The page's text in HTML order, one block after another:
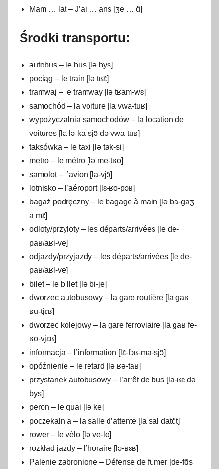
Mam … lat – J’ai … ans [ʒe … ɑ̃]
Środki transportu:
autobus – le bus [lə bys]
pociąg – le train [lə tʁɛ̃]
tramwaj – le tramway [lə tʁam-wɛ]
samochód – la voiture [la vwa-tuʁ]
wypożyczalnia samochodów – la location de
voitures [la lɔ-ka-sjɔ̃ də vwa-tuʁ]
taksówka – le taxi [lə tak-si]
metro – le métro [lə me-tʁo]
samolot – l’avion [la-vjɔ̃]
lotnisko – l’aéroport [lɛ-ʁo-pɔʁ]
bagaż podręczny – le bagage à main [lə ba-gaʒ
a mɛ̃]
odloty/przyloty – les départs/arrivées [le de-
paʁ/aʁi-ve]
odjazdy/przyjazdy – les départs/arrivées [le de-
paʁ/aʁi-ve]
bilet – le billet [lə bi-je]
dworzec autobusowy – la gare routière [la gaʁ
ʁu-tjɛʁ]
dworzec kolejowy – la gare ferroviaire [la gaʁ fe-
ʁo-vjɛʁ]
informacja – l’information [lɛ̃-fɔʁ-ma-sjɔ̃]
opóźnienie – le retard [lə ʁə-taʁ]
przystanek autobusowy – l’arrêt de bus [la-ʁɛ də
bys]
peron – le quai [lə ke]
poczekalnia – la salle d’attente [la sal datɑ̃t]
rower – le vélo [lə ve-lo]
rozkład jazdy – l’horaire [lɔ-ʁɛʁ]
Palenie zabronione – Défense de fumer [de-fɑ̃s